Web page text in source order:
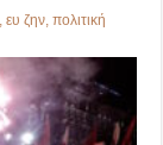
,ευ ζην ,πολιτική